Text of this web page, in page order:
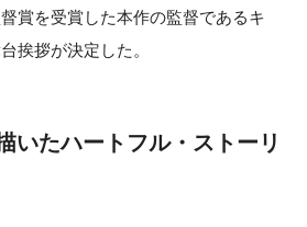
賞を受賞した本作の監督であるキ
挨拶が決定した。
いたハートフル・ストーリ